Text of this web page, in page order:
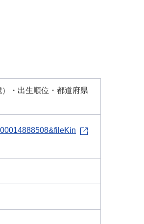
・出生順位・都道府県